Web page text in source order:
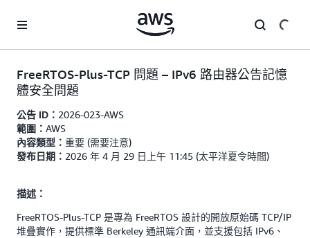
FreeRTOS-Plus-TCP 問題 – IPv6 路由器公告記憶
體安全問題
公告 ID： 2026-023-AWS
範圍： AWS
內容類型： 重要 (需要注意)
發布日期： 2026 年 4 月 29 日上午 11:45 (太平洋夏令時間)
描述：
FreeRTOS-Plus-TCP 是專為 FreeRTOS 設計的開放原始碼 TCP/IP
堆疊實作，提供標準 Berkeley 通訊端介面，並支援包括 IPv6、